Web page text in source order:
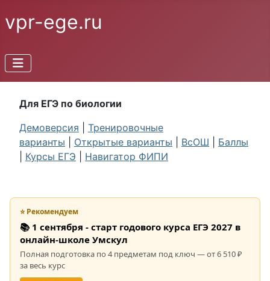
vpr-ege.ru
Для ЕГЭ по биологии
Демоверсия
Тренировочные
варианты
Открытые варианты ВсОШ
Баллы
Курсы ЕГЭ Навигатор ФИПИ
⭐ Рекомендуем
📚 1 сентября - старт годового курса ЕГЭ 2027 в
онлайн-школе Умскул
Полная подготовка по 4 предметам под ключ — от 6 510 ₽
за весь курс